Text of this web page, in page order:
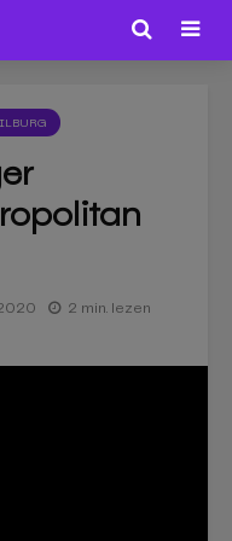
2 min. lezen